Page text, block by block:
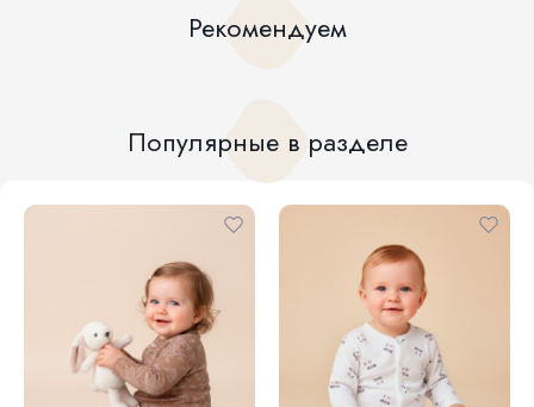
Рекомендуем
Популярные в разделе